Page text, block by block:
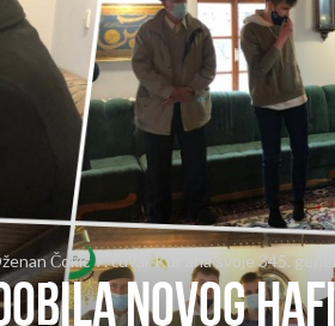
Čokić 7. čuvar Kur’ana svoje 345.
novog